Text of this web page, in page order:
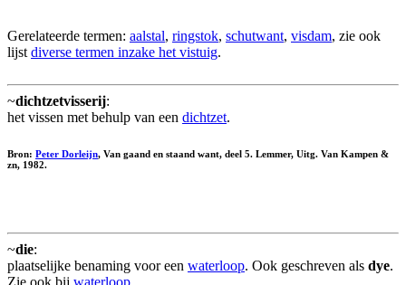
Gerelateerde termen: aalstal, ringstok, schutwant, visdam, zie ook
lijstdiverse termen inzake het vistuig.
~dichtzetvisserij:
het vissen met behulp van een dichtzet.
Bron: Peter Dorleijn, Van gaand en staand want, deel 5. Lemmer, Uitg. Van Kampen &
zn, 1982.
~die:
plaatselijke benaming voor een waterloop. Ook geschreven als dye.